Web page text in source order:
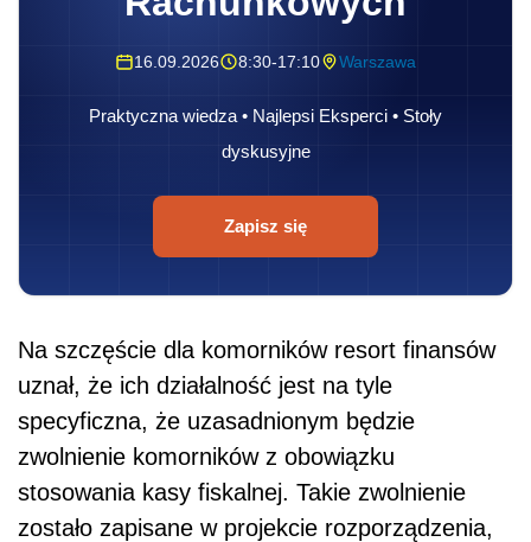
16.09.2026 8:30-17:10 Warszawa
Praktyczna wiedza • Najlepsi Eksperci • Stoły
dyskusyjne
Zapisz się
Na szczęście dla komorników resort finansów
uznał, że ich działalność jest na tyle
specyficzna, że uzasadnionym będzie
zwolnienie komorników z obowiązku
stosowania kasy fiskalnej. Takie zwolnienie
zostało zapisane w projekcie rozporządzenia,